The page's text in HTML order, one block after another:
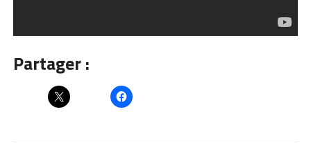
Partager :